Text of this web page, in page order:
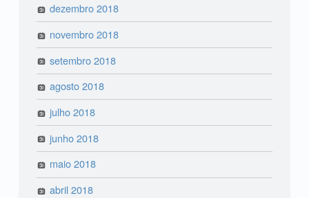
dezembro 2018
novembro 2018
setembro 2018
agosto 2018
julho 2018
junho 2018
maio 2018
abril 2018